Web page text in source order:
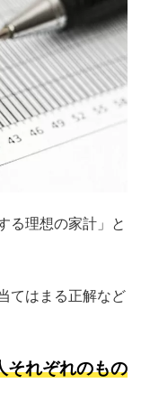
る理想の家計」と
てはまる正解など
それぞれのもの